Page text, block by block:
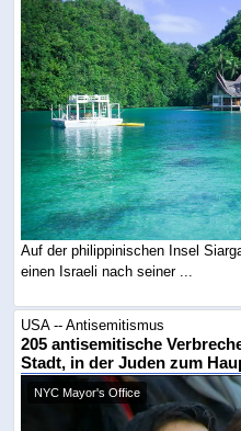
Auf der philippinischen Insel
einen Israeli nach seiner ...
USA -- Antisemitismus
205 antisemitische
Stadt, in der Juden zum
NYC Mayor's Office